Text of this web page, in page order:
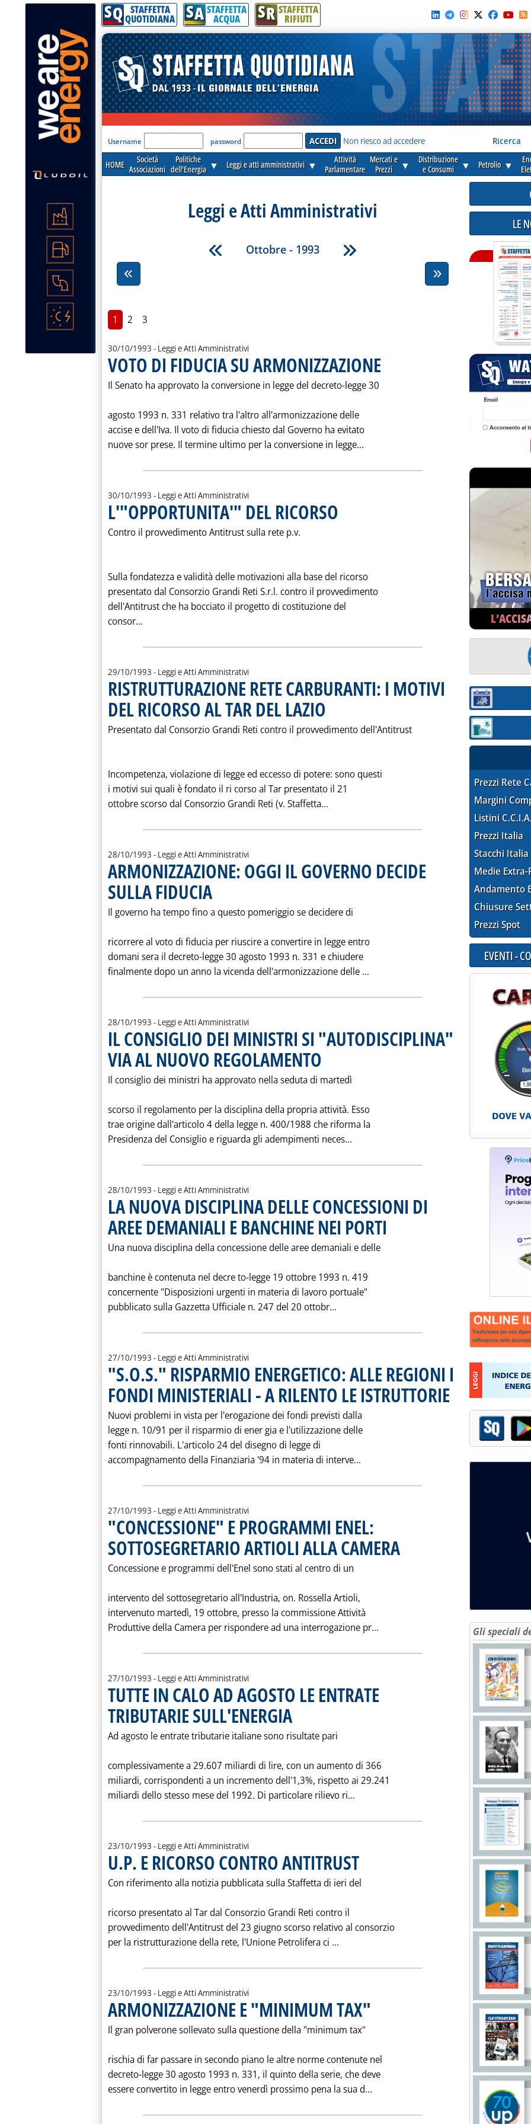
SQ STAFFETTA
QUOTIDIANA SA STAFFETTA
ACQUA SR STAFFETTA
RIFIUTI
'Modulo Login per accedere'
Username password Non riesco ad accedere Ricerca
HOME
Società
Associazioni
Politiche
dell'Energia ▼ Leggi e atti amministrativi ▼
Attività
Parlamentare
Mercati e
Prezzi
▼
Distribuzione
e Consumi
▼ Petrolio ▼
Leggi e Atti Amministrativi
Ottobre - 1993
1 2 3
30/10/1993 - Leggi e Atti Amministrativi
VOTO DI FIDUCIA SU ARMONIZZAZIONE . Pubblicata sabato 30 ottobre 1993 alle 0.0.
Il Senato ha approvato la conversione in legge del decreto-legge 30
agosto 1993 n. 331 relativo tra l'altro all'armonizzazione delle
accise e dell'Iva. Il voto di fiducia chiesto dal Governo ha evitato
nuove sor prese. Il termine ultimo per la conversione in legge... Leggi tutta la notizia: 'VOTO DI
30/10/1993 - Leggi e Atti Amministrativi
L'"OPPORTUNITA'" DEL RICORSO
Contro il provvedimento Antitrust sulla rete p.v.
Sulla fondatezza e validità delle motivazioni alla base del ricorso
presentato dal Consorzio Grandi Reti S.r.l. contro il provvedimento
dell'Antitrust che ha bocciato il progetto di costituzione del
consor...
29/10/1993 - Leggi e Atti Amministrativi
RISTRUTTURAZIONE RETE CARBURANTI: I MOTIVI
DEL RICORSO AL TAR DEL LAZIO
Presentato dal Consorzio Grandi Reti contro il provvedimento dell'Antitrust
Incompetenza, violazione di legge ed eccesso di potere: sono questi
i motivi sui quali è fondato il ri corso al Tar presentato il 21
ottobre scorso dal Consorzio Grandi Reti (v. Staffetta... Leggi tutta la notizia: 'RISTRUTTURAZIONE
28/10/1993 - Leggi e Atti Amministrativi
ARMONIZZAZIONE: OGGI IL GOVERNO DECIDE
SULLA FIDUCIA
Il governo ha tempo fino a questo pomeriggio se decidere di
ricorrere al voto di fiducia per riuscire a convertire in legge entro
domani sera il decreto-legge 30 agosto 1993 n. 331 e chiudere
finalmente dopo un anno la vicenda dell'armonizzazione delle ... Leggi tutta la notizia:
28/10/1993 - Leggi e Atti Amministrativi
IL CONSIGLIO DEI MINISTRI SI "AUTODISCIPLINA"
VIA AL NUOVO REGOLAMENTO
Il consiglio dei ministri ha approvato nella seduta di martedì
scorso il regolamento per la disciplina della propria attività. Esso
trae origine dall'articolo 4 della legge n. 400/1988 che riforma la
Presidenza del Consiglio e riguarda gli adempimenti neces... Leggi tutta la notizia: 'IL CONSIGLIO DEI
28/10/1993 - Leggi e Atti Amministrativi
LA NUOVA DISCIPLINA DELLE CONCESSIONI DI
AREE DEMANIALI E BANCHINE NEI PORTI
Una nuova disciplina della concessione delle aree demaniali e delle
banchine è contenuta nel decre to-legge 19 ottobre 1993 n. 419
concernente "Disposizioni urgenti in materia di lavoro portuale"
pubblicato sulla Gazzetta Ufficiale n. 247 del 20 ottobr...
27/10/1993 - Leggi e Atti Amministrativi
"S.O.S." RISPARMIO ENERGETICO: ALLE REGIONI I
FONDI MINISTERIALI - A RILENTO LE ISTRUTTORIE . Pubblicata mercoledì 27
Nuovi problemi in vista per l'erogazione dei fondi previsti dalla
legge n. 10/91 per il risparmio di ener gia e l'utilizzazione delle
fonti rinnovabili. L'articolo 24 del disegno di legge di
accompagnamento della Finanziaria '94 in materia di interve... Leggi tutta la notizia: '"S.O.S."
27/10/1993 - Leggi e Atti Amministrativi
"CONCESSIONE" E PROGRAMMI ENEL:
SOTTOSEGRETARIO ARTIOLI ALLA CAMERA . Pubblicata mercoledì 27 ottobre 1993 alle
Concessione e programmi dell'Enel sono stati al centro di un
intervento del sottosegretario all'Industria, on. Rossella Artioli,
intervenuto martedì, 19 ottobre, presso la commissione Attività
Produttive della Camera per rispondere ad una interrogazione pr... Leggi tutta la notizia:
27/10/1993 - Leggi e Atti Amministrativi
TUTTE IN CALO AD AGOSTO LE ENTRATE
TRIBUTARIE SULL'ENERGIA
Ad agosto le entrate tributarie italiane sono risultate pari
complessivamente a 29.607 miliardi di lire, con un aumento di 366
miliardi, corrispondenti a un incremento dell'1,3%, rispetto ai 29.241
miliardi dello stesso mese del 1992. Di particolare rilievo ri... Leggi tutta la notizia: 'TUTTE IN CALO AD
23/10/1993 - Leggi e Atti Amministrativi
U.P. E RICORSO CONTRO ANTITRUST. Pubblicata sabato 23 ottobre 1993 alle 0.0.
Con riferimento alla notizia pubblicata sulla Staffetta di ieri del
ricorso presentato al Tar dal Consorzio Grandi Reti contro il
provvedimento dell'Antitrust del 23 giugno scorso relativo al consorzio
per la ristrutturazione della rete, l'Unione Petrolifera ci ... Leggi tutta la notizia: 'U.P. E RICORSO
23/10/1993 - Leggi e Atti Amministrativi
ARMONIZZAZIONE E "MINIMUM TAX" . Pubblicata sabato 23 ottobre 1993 alle 0.0.
Il gran polverone sollevato sulla questione della "minimum tax"
rischia di far passare in secondo piano le altre norme contenute nel
decreto-legge 30 agosto 1993 n. 331, il quinto della serie, che deve
essere convertito in legge entro venerdì prossimo pena la sua d... Leggi tutta la notizia:
LE
Sezione:
Sezione:
Prezzi Rete
Margini
Listini
Prezzi Italia
Stacchi Italia
Medie Extra-
Andamento
Chiusure
Prezzi Spot
EVENTI -
Gli speciali